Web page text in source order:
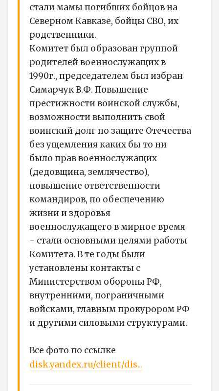
стали мамы погибших бойцов на
Северном Кавказе, бойцы СВО, их
родственники.
Комитет был образован группой
родителей военнослужащих в
1990г., председателем был избран
Симарчук В.Ф. Повышение
престижности воинской службы,
возможности выполнить свой
воинский долг по защите Отечества
без ущемления каких бы то ни
было прав военнослужащих
(дедовщина, землячество),
повышение ответственности
командиров, по обеспечению
жизни и здоровья
военнослужащего в мирное время
- стали основными целями работы
Комитета. В те годы были
установлены контакты с
Министерством обороны РФ,
внутренними, пограничными
войсками, главным прокурором РФ
и другими силовыми структурами.
Все фото по ссылке
disk.yandex.ru/client/dis...